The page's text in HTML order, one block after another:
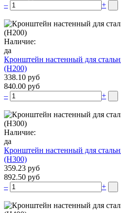
–
+
Наличие:
да
Кронштейн настенный для
(H200)
338.10 руб
840.00 руб
–
+
Наличие:
да
Кронштейн настенный для
(H300)
359.23 руб
892.50 руб
–
+